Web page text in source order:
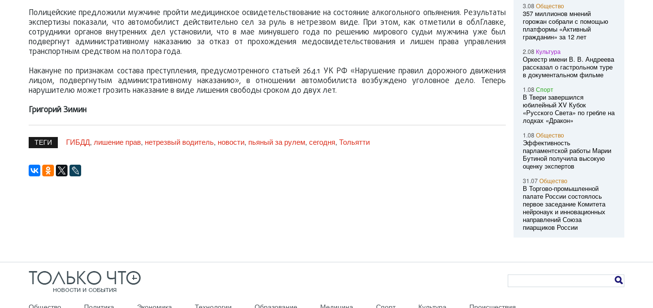
Полицейские предложили мужчине пройти медицинское освидетельствование на состояние алкогольного опьянения. Результаты
экспертизы показали, что автомобилист действительно сел за руль в нетрезвом виде. При этом, как отметили в облГлавке,
сотрудники органов внутренних дел установили, что в мае минувшего года по решению мирового судьи мужчина уже был
подвергнут административному наказанию за отказ от прохождения медосвидетельствования и лишен права управления
транспортным средством на полтора года.
Накануне по признакам состава преступления, предусмотренного статьей 264.1 УК РФ «Нарушение правил дорожного движения
лицом, подвергнутым административному наказанию», в отношении автомобилиста возбуждено уголовное дело. Теперь
нарушителю может грозить наказание в виде лишения свободы сроком до двух лет.
Григорий Зимин
ТЕГИ ГИБДД, лишение прав, нетрезвый водитель, новости, пьяный за рулем, сегодня, Тольятти
3.08 Общество
357 миллионов мнений
горожан собрали с помощью
платформы «Активный
гражданин» за 12 лет
2.08 Культура
Оркестр имени В. В. Андреева
рассказал о гастрольном туре
в документальном фильме
1.08 Спорт
В Твери завершился
юбилейный XV Кубок
«Русского Света» по гребле на
лодках «Дракон»
1.08 Общество
Эффективность
парламентской работы Марии
Бутиной получила высокую
оценку экспертов
31.07Общество
В Торгово-промышленной
палате России состоялось
первое заседание Комитета
нейронаук и инновационных
направлений Союза
пиарщиков России